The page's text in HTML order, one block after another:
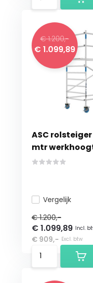
€ 1.200,-
€ 1.099,89
ASC rolsteiger
mtr
Vergelijk
€ 1.200,-
€ 1.099,89 Incl.
€ 909,- Excl. btw